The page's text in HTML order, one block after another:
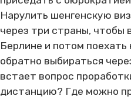
Нарулить шенгенскую
через три страны, чтобы
Берлине и потом
обратно выбираться
встает вопрос
дистанцию? Где можно